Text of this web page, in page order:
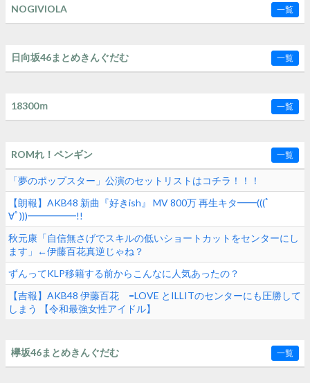
NOGIVIOLA 一覧
日向坂46まとめきんぐだむ 一覧
18300ｍ 一覧
ROMれ！ペンギン 一覧
「夢のポップスター」公演のセットリストはコチラ！！！
【朗報】AKB48 新曲『好きish』 MV 800万 再生キタ━━(((ﾟ
∀ﾟ)))━━━━━!!
秋元康「自信無さげでスキルの低いショートカットをセンターにし
ます」←伊藤百花真逆じゃね？
ずんってKLP移籍する前からこんなに人気あったの？
【吉報】AKB48 伊藤百花 =LOVE とILLITのセンターにも圧勝して
しまう 【令和最強女性アイドル】
欅坂46まとめきんぐだむ 一覧